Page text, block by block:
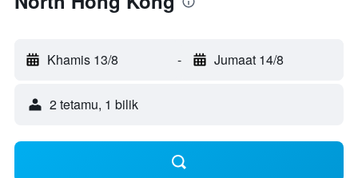
Khamis 13/8 - Jumaat 14/8
2 tetamu, 1 bilik